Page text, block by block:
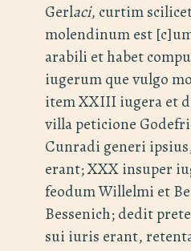
Gerlaci, curtim
molendinum est
arabili et habet
iugerum que vulgo
item XXIII iugera et
villa peticione
Cunradi generi
erant; XXX insuper
feodum Willelmi et
Bessenich; dedit
sui iuris erant,